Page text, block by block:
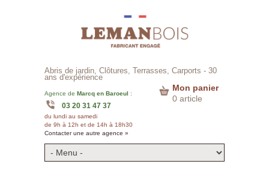
Abris de jardin, Clôtures, Terrasses, Carports - 30
ans d'expérience
Agence de Marcq en Baroeul :
03 20 31 47 37
Contacter une autre agence »
du lundi au samedi
de 9h à 12h et de 14h à 18h30
Mon panier
0 article